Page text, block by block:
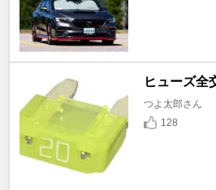
ヒューズ全
つよ太郎さん
128